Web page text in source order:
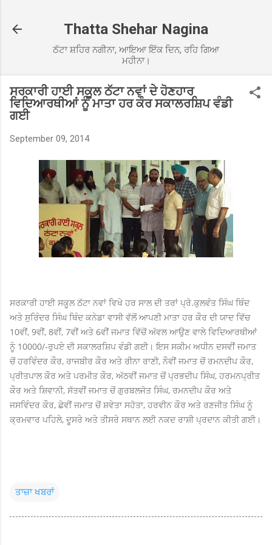
Thatta Shehar Nagina
ਠੱਟਾ ਸ਼ਹਿਰ ਨਗੀਨਾ, ਆਇਆ ਇੱਕ ਦਿਨ, ਰਹਿ ਗਿਆ
ਮਹੀਨਾ।
ਸਰਕਾਰੀ ਹਾਈ ਸਕੂਲ ਠੱਟਾ ਨਵਾਂ ਦੇ ਹੋਣਹਾਰ
ਵਿਦਿਆਰਥੀਆਂ ਨੂੰ ਮਾਤਾ ਹਰ ਕੌਰ ਸਕਾਲਰਸ਼ਿਪ ਵੰਡੀ
ਗਈ
September 09, 2014
ਸਰਕਾਰੀ ਹਾਈ ਸਕੂਲ ਠੱਟਾ ਨਵਾਂ ਵਿਖੇ ਹਰ ਸਾਲ ਦੀ ਤਰਾਂ ਪ੍ਰੋ.ਕੁਲਵੰਤ ਸਿੰਘ ਥਿੰਦ
ਅਤੇ ਸੁਰਿੰਦਰ ਸਿੰਘ ਥਿੰਦ ਕਨੇਡਾ ਵਾਸੀ ਵੱਲੋਂ ਆਪਣੀ ਮਾਤਾ ਹਰ ਕੌਰ ਦੀ ਯਾਦ ਵਿੱਚ
10ਵੀਂ, 9ਵੀਂ, 8ਵੀਂ, 7ਵੀਂ ਅਤੇ 6ਵੀਂ ਜਮਾਤ ਵਿੱਚੋਂ ਅੱਵਲ ਆਉਣ ਵਾਲੇ ਵਿਦਿਆਰਥੀਆਂ
ਨੂੰ 10000/-ਰੁਪਏ ਦੀ ਸਕਾਲਰਸ਼ਿਪ ਵੰਡੀ ਗਈ। ਇਸ ਸਕੀਮ ਅਧੀਨ ਦਸਵੀਂ ਜਮਾਤ
ਚੋਂ ਹਰਵਿੰਦਰ ਕੌਰ, ਰਾਜਬੀਰ ਕੌਰ ਅਤੇ ਰੀਨਾ ਰਾਣੀ, ਨੌਵੀਂ ਜਮਾਤ ਚੋਂ ਰਮਨਦੀਪ ਕੌਰ,
ਪ੍ਰੀਤਪਾਲ ਕੌਰ ਅਤੇ ਪਰਮੀਤ ਕੌਰ, ਅੱਠਵੀਂ ਜਮਾਤ ਚੋਂ ਪ੍ਰਭਦੀਪ ਸਿੰਘ, ਹਰਮਨਪ੍ਰੀਤ
ਕੌਰ ਅਤੇ ਸ਼ਿਵਾਨੀ, ਸੱਤਵੀਂ ਜਮਾਤ ਚੋਂ ਗੁਰਬਲਜੋਤ ਸਿੰਘ, ਰਮਨਦੀਪ ਕੌਰ ਅਤੇ
ਜਸਵਿੰਦਰ ਕੌਰ, ਛੇਵੀਂ ਜਮਾਤ ਚੋਂ ਸ਼ਵੇਤਾ ਸਹੋਤਾ, ਹਰਵੀਨ ਕੌਰ ਅਤੇ ਰਣਜੀਤ ਸਿੰਘ ਨੂੰ
ਕ੍ਰਮਵਾਰ ਪਹਿਲੇ, ਦੂਸਰੇ ਅਤੇ ਤੀਸਰੇ ਸਥਾਨ ਲਈ ਨਕਦ ਰਾਸ਼ੀ ਪ੍ਰਦਾਨ ਕੀਤੀ ਗਈ।
ਤਾਜ਼ਾ ਖਬਰਾਂ